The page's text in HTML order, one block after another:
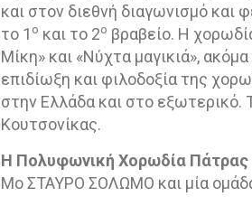
και στον διεθνή διαγωνισμό και
το 1ο και το 2ο βραβείο. Η
Μίκη» και «Νύχτα μαγικιά»,
επιδίωξη και φιλοδοξία της
στην Ελλάδα και στο εξωτερικό.
Κουτσονίκας.
Η Πολυφωνική Χορωδία Πάτρας
Μο ΣΤΑΥΡΟ ΣΟΛΩΜΟ και μία